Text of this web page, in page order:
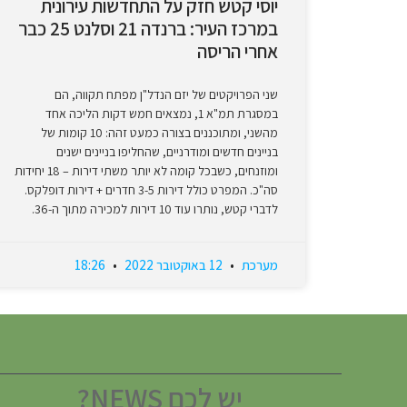
יוסי קטש חזק על התחדשות עירונית
במרכז העיר: ברנדה 21 וסלנט 25 כבר
אחרי הריסה
שני הפרויקטים של יזם הנדל"ן מפתח תקווה, הם
במסגרת תמ"א 1, נמצאים חמש דקות הליכה אחד
מהשני, ומתוכננים בצורה כמעט זהה: 10 קומות של
בניינים חדשים ומודרניים, שהחליפו בניינים ישנים
ומוזנחים, כשבכל קומה לא יותר משתי דירות – 18 יחידות
סה"כ. המפרט כולל דירות 3-5 חדרים + דירות דופלקס.
לדברי קטש, נותרו עוד 10 דירות למכירה מתוך ה-36.
מערכת
יש לכם NEWS?